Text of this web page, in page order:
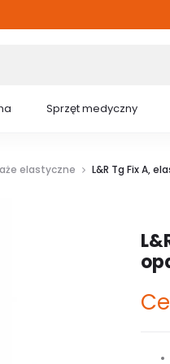
Sprzęt medyczny
elastyczne L&R Tg Fix A,